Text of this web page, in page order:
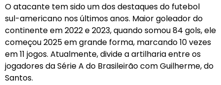
O atacante tem sido um dos destaques do futebol
sul-americano nos últimos anos. Maior goleador do
continente em 2022 e 2023, quando somou 84 gols, ele
começou 2025 em grande forma, marcando 10 vezes
em 11 jogos. Atualmente, divide a artilharia entre os
jogadores da Série A do Brasileirão com Guilherme, do
Santos.